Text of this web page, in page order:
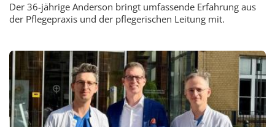
Der 36-jährige Anderson bringt umfassende Erfahrung aus
der Pflegepraxis und der pflegerischen Leitung mit.